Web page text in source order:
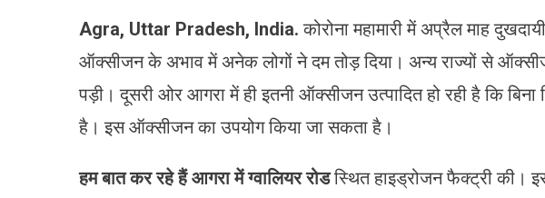
Agra, Uttar Pradesh, India. कोरोना महामारी में अप्रैल माह
ऑक्सीजन के अभाव में अनेक लोगों ने दम तोड़ दिया। अन्य राज्यों से
पड़ी। दूसरी ओर आगरा में ही इतनी ऑक्सीजन उत्पादित हो रही है कि
है। इस ऑक्सीजन का उपयोग किया जा सकता है।
हम बात कर रहे हैं आगरा में ग्वालियर रोडस्थित हाइड्रोजन फैक्ट्री की।